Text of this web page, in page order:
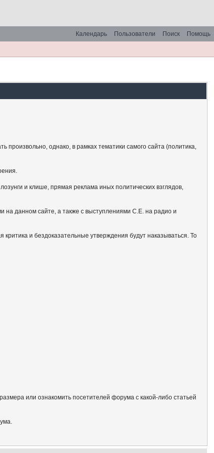
Помощь
Поиск
Пользователи
Календарь
однако, в рамках тематики самого сайта (политика,
и клише, прямая реклама иных политических взглядов,
на данном сайте, а также с выступлениями С.Е. на радио и
и бездоказательные утверждения будут наказываться. То
или ознакомить посетителей форума с какой-либо статьей